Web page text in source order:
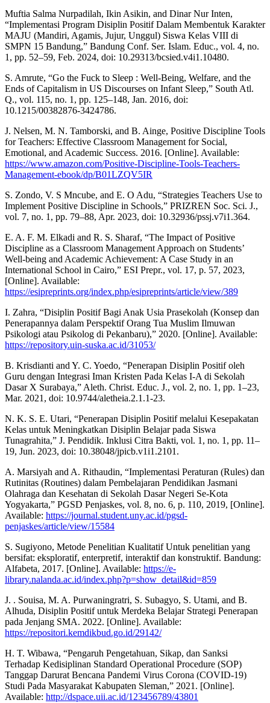
Muftia Salma Nurpadilah, Ikin Asikin, and Dinar Nur Inten,
“Implementasi Program Disiplin Positif Dalam Membentuk Karakter
MAJU (Mandiri, Agamis, Jujur, Unggul) Siswa Kelas VIII di
SMPN 15 Bandung,” Bandung Conf. Ser. Islam. Educ., vol. 4, no.
1, pp. 52–59, Feb. 2024, doi: 10.29313/bcsied.v4i1.10480.
S. Amrute, “Go the Fuck to Sleep : Well-Being, Welfare, and the
Ends of Capitalism in US Discourses on Infant Sleep,” South Atl.
Q., vol. 115, no. 1, pp. 125–148, Jan. 2016, doi:
10.1215/00382876-3424786.
J. Nelsen, M. N. Tamborski, and B. Ainge, Positive Discipline Tools
for Teachers: Effective Classroom Management for Social,
Emotional, and Academic Success. 2016. [Online]. Available:
https://www.amazon.com/Positive-Discipline-Tools-Teachers-
Management-ebook/dp/B01LZQV5IR
S. Zondo, V. S Mncube, and E. O Adu, “Strategies Teachers Use to
Implement Positive Discipline in Schools,” PRIZREN Soc. Sci. J.,
vol. 7, no. 1, pp. 79–88, Apr. 2023, doi: 10.32936/pssj.v7i1.364.
E. A. F. M. Elkadi and R. S. Sharaf, “The Impact of Positive
Discipline as a Classroom Management Approach on Students’
Well-being and Academic Achievement: A Case Study in an
International School in Cairo,” ESI Prepr., vol. 17, p. 57, 2023,
[Online]. Available:
https://esipreprints.org/index.php/esipreprints/article/view/389
I. Zahra, “Disiplin Positif Bagi Anak Usia Prasekolah (Konsep dan
Penerapannya dalam Perspektif Orang Tua Muslim Ilmuwan
Psikologi atau Psikolog di Pekanbaru),” 2020. [Online]. Available:
https://repository.uin-suska.ac.id/31053/
B. Krisdianti and Y. C. Yoedo, “Penerapan Disiplin Positif oleh
Guru dengan Integrasi Iman Kristen Pada Kelas I-A di Sekolah
Dasar X Surabaya,” Aleth. Christ. Educ. J., vol. 2, no. 1, pp. 1–23,
Mar. 2021, doi: 10.9744/aletheia.2.1.1-23.
N. K. S. E. Utari, “Penerapan Disiplin Positif melalui Kesepakatan
Kelas untuk Meningkatkan Disiplin Belajar pada Siswa
Tunagrahita,” J. Pendidik. Inklusi Citra Bakti, vol. 1, no. 1, pp. 11–
19, Jun. 2023, doi: 10.38048/jpicb.v1i1.2101.
A. Marsiyah and A. Rithaudin, “Implementasi Peraturan (Rules) dan
Rutinitas (Routines) dalam Pembelajaran Pendidikan Jasmani
Olahraga dan Kesehatan di Sekolah Dasar Negeri Se-Kota
Yogyakarta,” PGSD Penjaskes, vol. 8, no. 6, p. 110, 2019, [Online].
Available: https://journal.student.uny.ac.id/pgsd-
penjaskes/article/view/15584
S. Sugiyono, Metode Penelitian Kualitatif Untuk penelitian yang
bersifat: eksploratif, enterpretif, interaktif dan konstruktif. Bandung:
Alfabeta, 2017. [Online]. Available: https://e-
library.nalanda.ac.id/index.php?p=show_detail&id=859
J. . Souisa, M. A. Purwaningratri, S. Subagyo, S. Utami, and B.
Alhuda, Disiplin Positif untuk Merdeka Belajar Strategi Penerapan
pada Jenjang SMA. 2022. [Online]. Available:
https://repositori.kemdikbud.go.id/29142/
H. T. Wibawa, “Pengaruh Pengetahuan, Sikap, dan Sanksi
Terhadap Kedisiplinan Standard Operational Procedure (SOP)
Tanggap Darurat Bencana Pandemi Virus Corona (COVID-19)
Studi Pada Masyarakat Kabupaten Sleman,” 2021. [Online].
Available: http://dspace.uii.ac.id/123456789/43801